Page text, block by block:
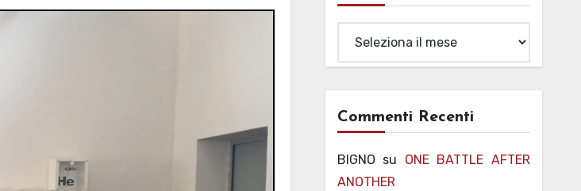
Commenti Recenti
BIGNO su ONE BATTLE AFTER
ANOTHER